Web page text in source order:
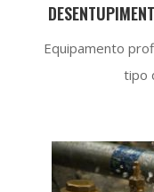
Equipamento
tipo